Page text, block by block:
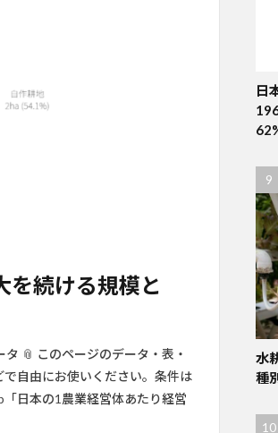
を続ける規模と
📎 このページのデータ・表・
自由にお使いください。条件は
日本の1農業経営体あたり経営
日
水
種